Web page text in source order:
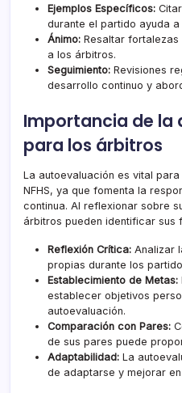
Ejemplos Específicos:
durante el partido ayuda
Ánimo: Resaltar fortalezas
a los árbitros.
Seguimiento: Revisiones
desarrollo continuo y
Importancia de la
para los árbitros
La autoevaluación es vital
NFHS, ya que fomenta la
continua. Al reflexionar sobre
árbitros pueden identificar sus
Reflexión Crítica: Analizar
propias durante los
Establecimiento de Metas:
establecer objetivos
autoevaluación.
Comparación con Pares:
de sus pares puede
Adaptabilidad: La
de adaptarse y mejorar